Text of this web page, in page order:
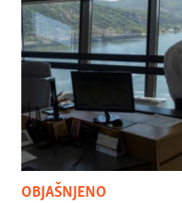
OBJAŠNJENO